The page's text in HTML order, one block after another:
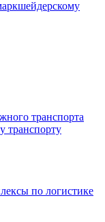
транспорта
транспорту
по логистике